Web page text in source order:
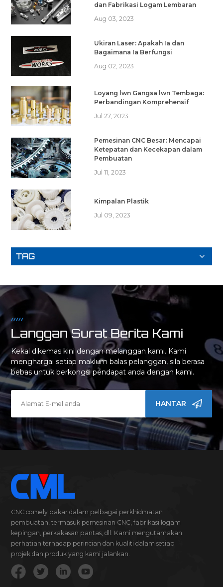
dan Fabrikasi Logam Lembaran
Aug 03, 2023
Ukiran Laser: Apakah Ia dan
Bagaimana Ia Berfungsi
Aug 02, 2023
Loyang lwn Gangsa lwn Tembaga:
Perbandingan Komprehensif
Jul 27, 2023
Pemesinan CNC Besar: Mencapai
Ketepatan dan Kecekapan dalam
Pembuatan
Jul 11, 2023
Kimpalan Plastik
Jul 09, 2023
TAG
Langgan Surat Berita Kami
Kekal dikemas kini dengan melanggan kami. Kami
menghargai setiap maklum balas pelanggan, sila berasa
bebas untuk berkongsi pendapat anda dengan kami.
HANTAR
CNC comely pakar dalam pelbagai perkhidmatan
pembuatan, termasuk pemesinan CNC, fabrikasi logam
kepingan, perkakasan pantas, dll. Kami mengutamakan
perhatian terhadap perincian dan kualiti dalam setiap
projek dan produk yang kami jalankan.